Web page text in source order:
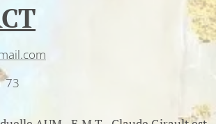
73